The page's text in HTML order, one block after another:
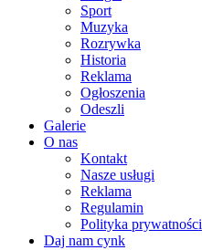
Sport
Muzyka
Rozrywka
Historia
Reklama
Ogłoszenia
Odeszli
Galerie
O nas
Kontakt
Nasze usługi
Reklama
Regulamin
Polityka prywatności
Daj nam cynk